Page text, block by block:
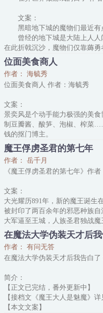
文案：
黑暗地下城的魔物们最近有
曾经的地下城是大陆上人人
在此折戟沉沙，魔物们仅靠薅勇
可是自从人类发明那个叫“工
年轻人类宁可进厂拧螺丝也不
穷得叮当响，就连魔王都连夜卷
众魔物决定破釜沉舟，用最后
召唤成功了。然而这个新魔
位面美食商人
作者： 海毓秀
位面美食商人 作者：海毓秀
文案：
景奕风是个动手能力极强的美
制豆瓣酱、酸笋、泡椒、榨菜
钱的抠门博主。
就在他成功地用重奶油发酵提
上了他。
于是，成天啃黑面包的剑士和
馍、水煎包；只喝得起营养液
西幻大魔导师：所有人都疯了，
的……等等，最后一份蜂蜜烤翅
星际上将：奕风太无情了
魔王俘虏圣君的第七年
作者： 岳千月
《魔王俘虏圣君的第七年》作者
文案：
大光耀历891年，新的魔王诞生
被封印了两百余年的邪恶种族自
大军逼至王城，人族圣君独战
降临，直至圣君力竭落败。
陷入绝望的人民辱骂他，唾弃
信仰本身，任熊熊大火烧毁了布
三天后，魔族大军离奇退走。
追悔莫及的人们四处寻觅，可
了哪里。
直到春风吹融了神殿
在魔法大学伪装天才后
作者： 有问无答
在魔法大学伪装天才后我告白
简介：
【正文已完结，番外更新中】
【接档文《魔王大人是魅魔》详
【本文文案】